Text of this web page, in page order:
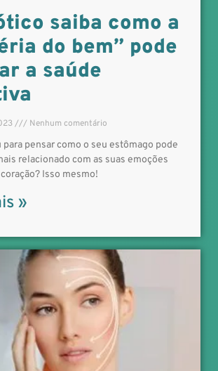
saiba como a
do bem” pode
a saúde
Nenhum comentário
para pensar como o seu estômago pode
relacionado com as suas emoções
Isso mesmo!
»